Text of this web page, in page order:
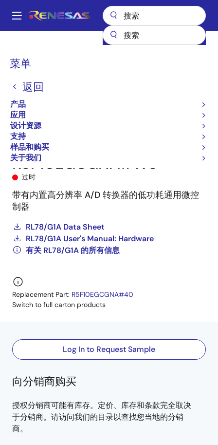
到
Main
菜单
返回
产品
应用
设计资源
支持
样品和购买
关于我们
面
屑
RL78 低功耗 8 位和 16 位 MCU
RL78/G1A
R5F10EGCGNA#W0
过时
带有内置高分辨率 A/D 转换器的低功耗通用微控
制器
RL78/G1A Data Sheet
RL78/G1A User's Manual: Hardware
有关 RL78/G1A 的所有信息
Replacement Part: R5F10EGCGNA#40
Switch to full carton products
Log In to Request Sample
向分销商购买
授权分销商可能有库存。定价、库存和条款完全取决
于分销商。请访问我们的目录以查找您当地的分销
商。